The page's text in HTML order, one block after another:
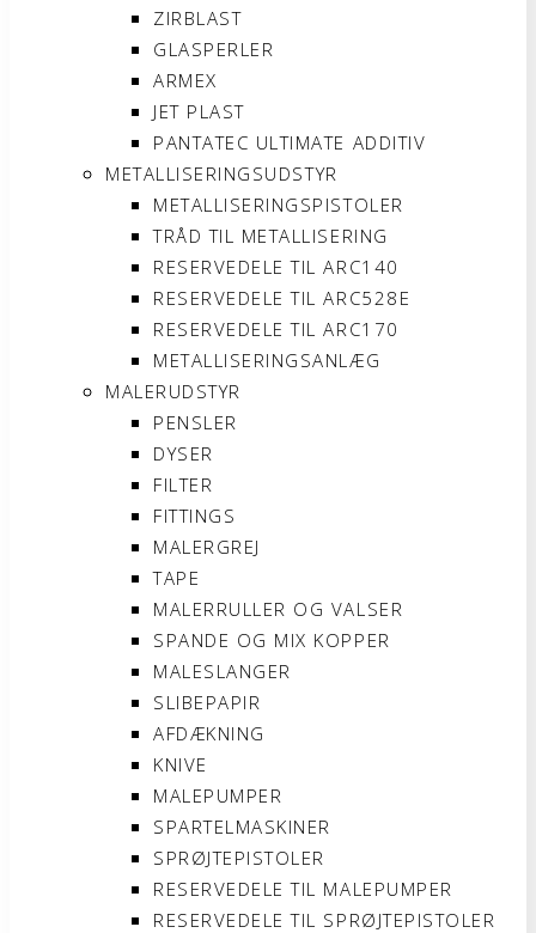
ZIRBLAST
GLASPERLER
ARMEX
JET PLAST
PANTATEC ULTIMATE ADDITIV
METALLISERINGSUDSTYR
METALLISERINGSPISTOLER
TRÅD TIL METALLISERING
RESERVEDELE TIL ARC140
RESERVEDELE TIL ARC528E
RESERVEDELE TIL ARC170
METALLISERINGSANLÆG
MALERUDSTYR
PENSLER
DYSER
FILTER
FITTINGS
MALERGREJ
TAPE
MALERRULLER OG VALSER
SPANDE OG MIX KOPPER
MALESLANGER
SLIBEPAPIR
AFDÆKNING
KNIVE
MALEPUMPER
SPARTELMASKINER
SPRØJTEPISTOLER
RESERVEDELE TIL MALEPUMPER
RESERVEDELE TIL SPRØJTEPISTOLER